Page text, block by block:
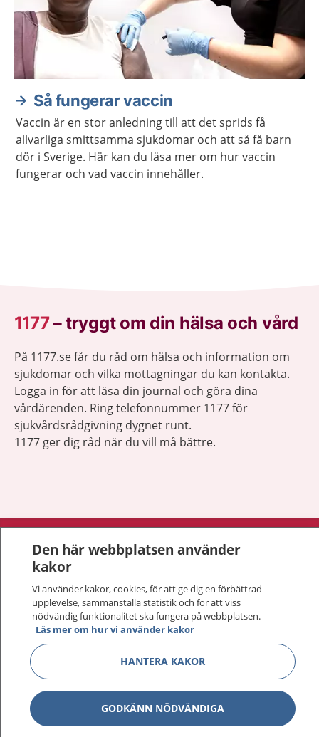
Så fungerar vaccin
Vaccin är en stor anledning till att det sprids få
allvarliga smittsamma sjukdomar och att så få barn
dör i Sverige. Här kan du läsa mer om hur vaccin
fungerar och vad vaccin innehåller.
1177–tryggt om din hälsa och vård
På 1177.se får du råd om hälsa och information om
sjukdomar och vilka mottagningar du kan kontakta.
Logga in för att läsa din journal och göra dina
vårdärenden. Ring telefonnummer 1177 för
sjukvårdsrådgivning dygnet runt.
1177 ger dig råd när du vill må bättre.
Visa
Om 1177
Kontakt
Behandling av personuppgifter
Hantering av kakor
Den här webbplatsen använder
kakor
Vi använder kakor, cookies, för att ge dig en förbättrad
upplevelse, sammanställa statistik och för att viss
nödvändig funktionalitet ska fungera på webbplatsen.
Läs mer om hur vi använder kakor
HANTERA KAKOR
GODKÄNN NÖDVÄNDIGA